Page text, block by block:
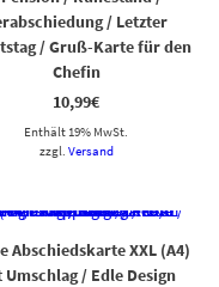
/ Letzter
/ Gruß-Karte für den
Chefin
10,99€
Enthält 19% MwSt.
zzgl. Versand
Abschiedskarte XXL (A4)
Umschlag / Edle Design